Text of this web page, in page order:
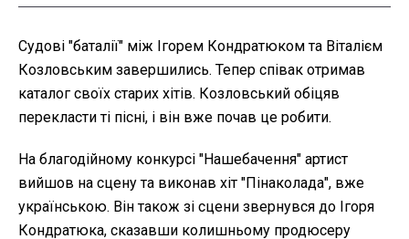
Судові "баталії" між Ігорем Кондратюком та Віталієм
Козловським завершились. Тепер співак отримав
каталог своїх старих хітів. Козловський обіцяв
перекласти ті пісні, і він вже почав це робити.
На благодійному конкурсі "Нашебачення" артист
вийшов на сцену та виконав хіт "Пінаколада", вже
українською. Він також зі сцени звернувся до Ігоря
Кондратюка, сказавши колишньому продюсеру